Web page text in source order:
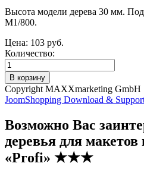
Высота модели дерева 30 мм.
М1/800.
Цена: 103 руб.
Количество:
Copyright MAXXmarketing GmbH
JoomShopping Download &
Возможно Вас
деревья для
«Profi» ★★★